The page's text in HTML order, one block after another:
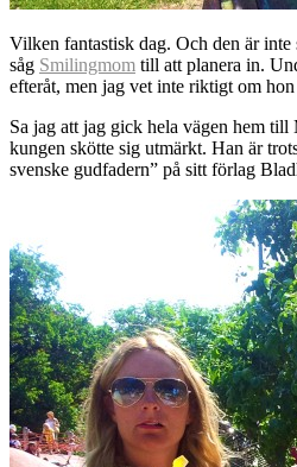
Vilken fantastisk dag. Och den är
såg Smilingmom till att planera in.
efteråt, men jag vet inte riktigt om
Sa jag att jag gick hela vägen hem
kungen skötte sig utmärkt. Han är
svenske gudfadern” på sitt förlag